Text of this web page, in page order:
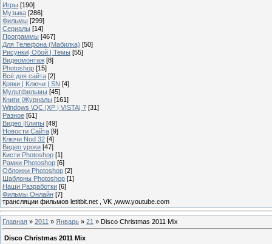
Игры [190]
Музыка [286]
Фильмы [299]
Сериалы [14]
Программы [467]
Для Телефона (Мабилка) [50]
Рисунки| Обой | Темы [55]
Видеомонтаж [8]
Photoshop [15]
Всё для сайта [2]
Кряки | Kлючи | SN [4]
Мультфильмы [45]
Книги |Журналы [161]
Windows \OC |XP | VISTA| 7 [31]
Разное [61]
Видео |Клипы [49]
Новости Сайта [9]
Ключи Nod 32 [4]
Видео уроки [47]
Кисти Photoshop [1]
Рамки Photoshop [6]
Обложки Photoshop [2]
Шаблоны Photoshop [1]
Наши Разработки [6]
Фильмы Онлайн [7]
трансляции фильмов letitbit.net , VK ,www.youtube.com
Главная » 2011 » Январь » 21 » Disco Christmas 2011 Mix
Disco Christmas 2011 Mix